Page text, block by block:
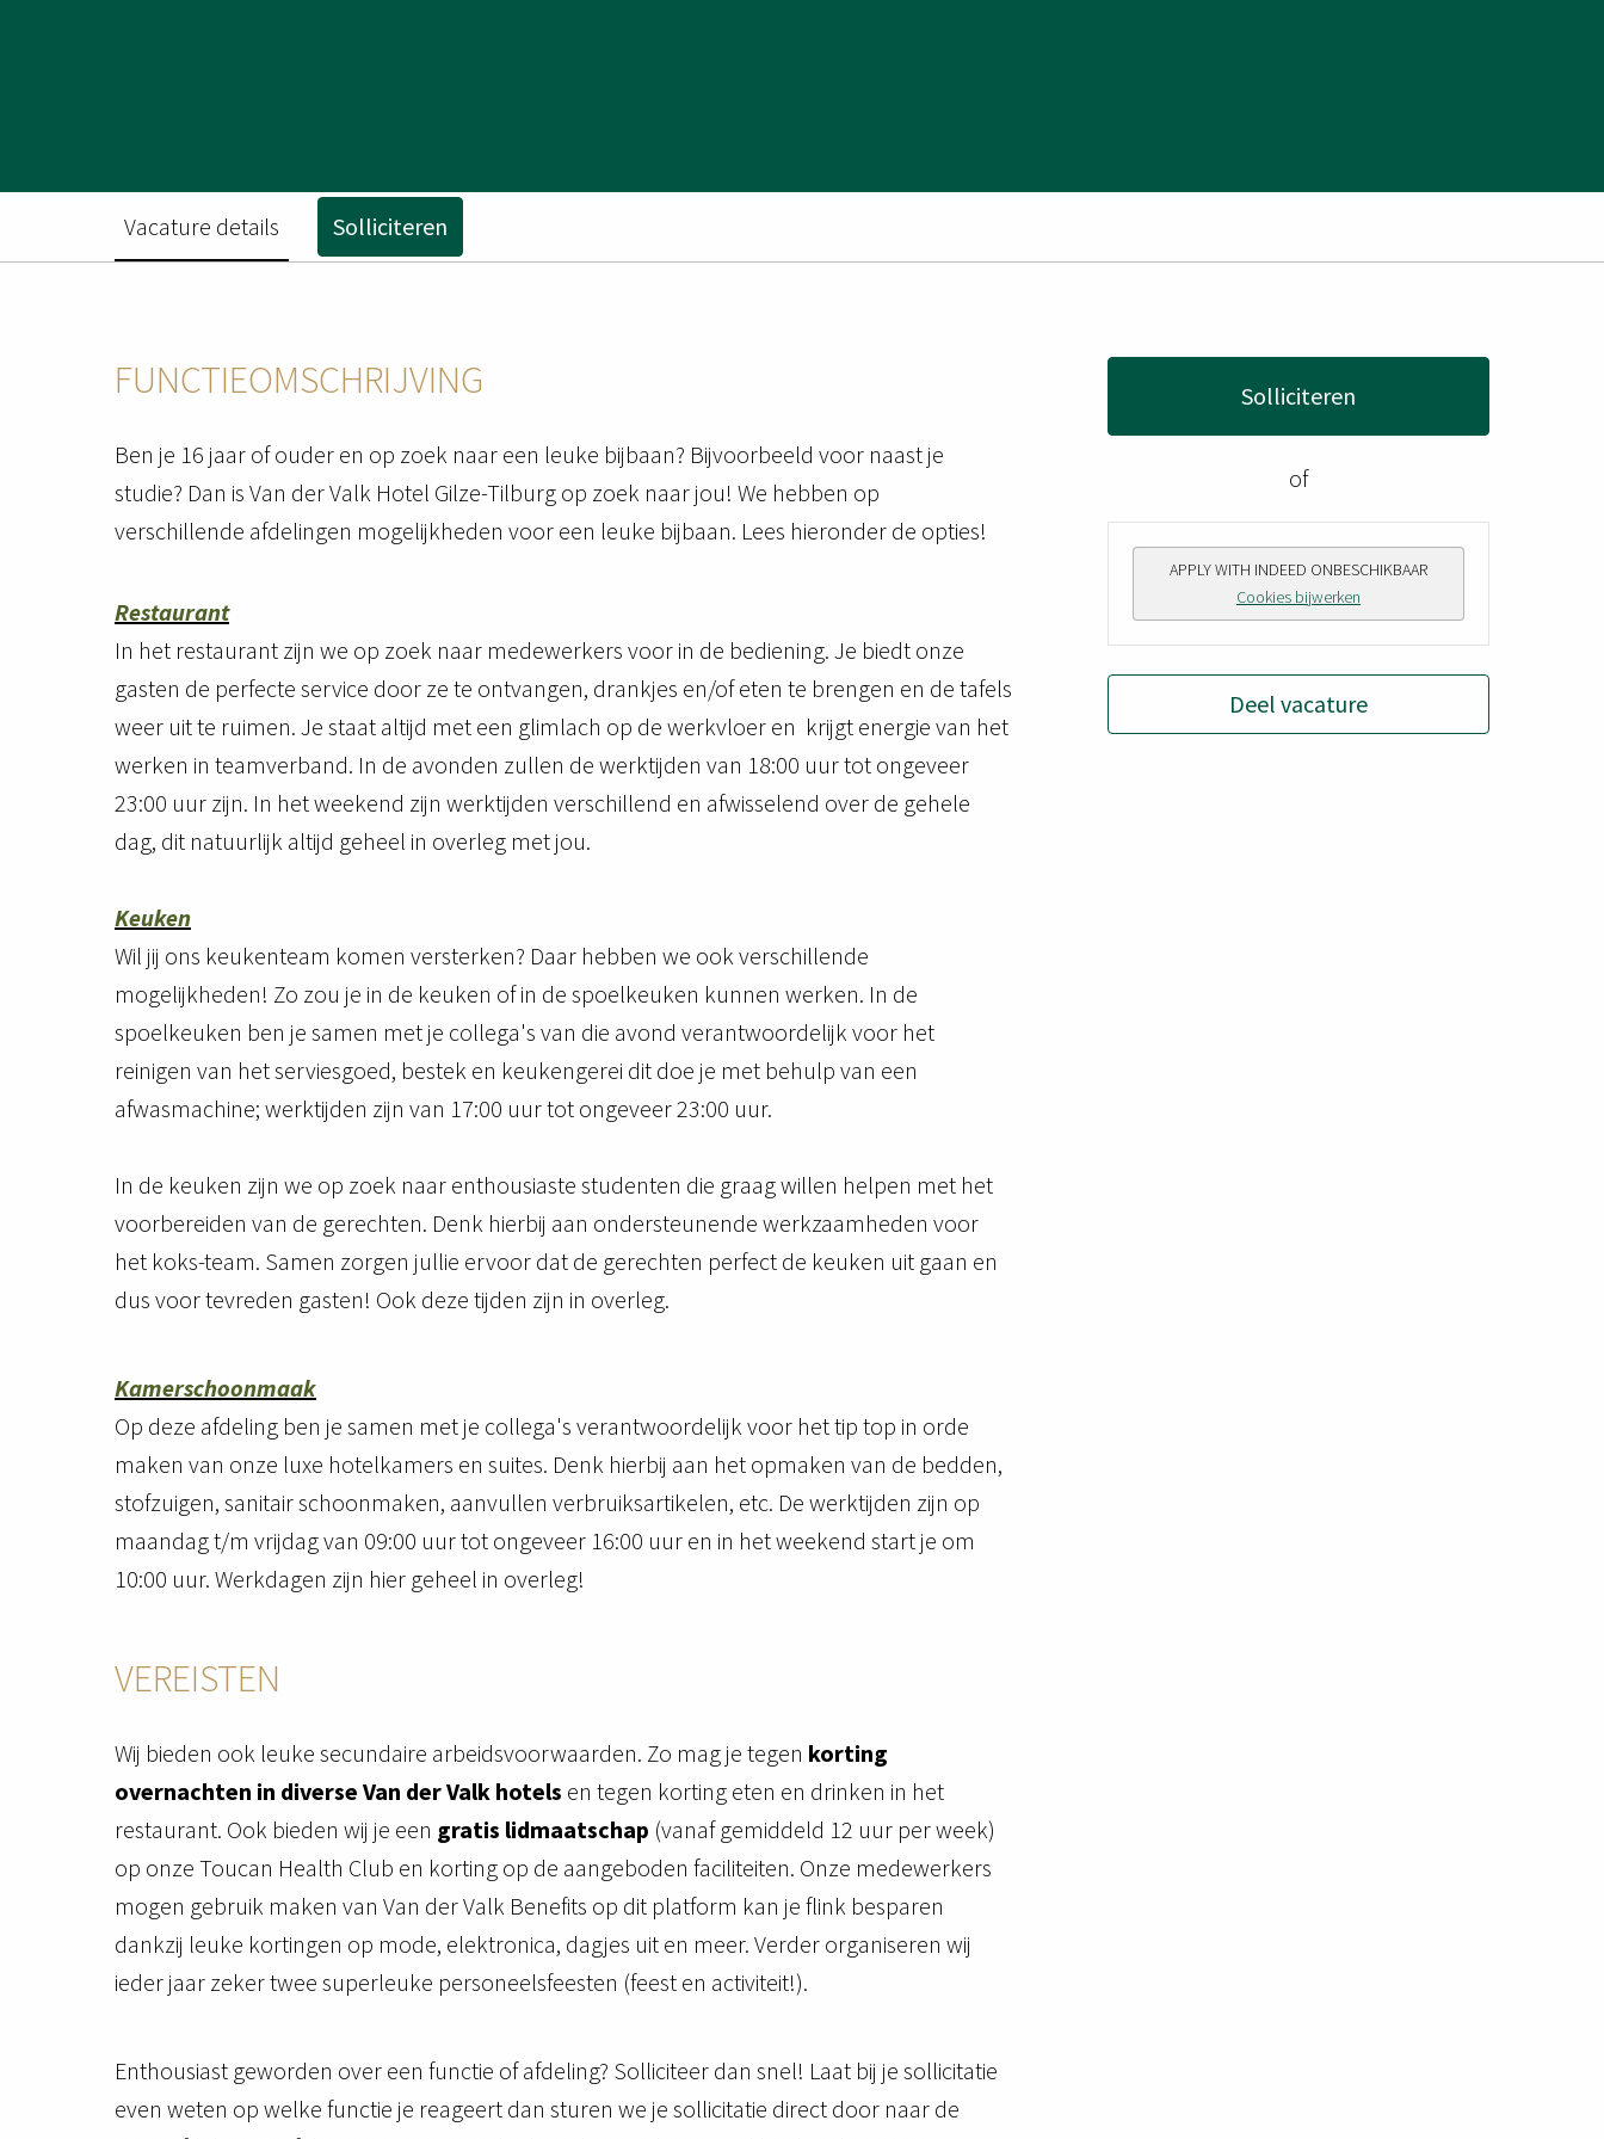
Vacature details Solliciteren
FUNCTIEOMSCHRIJVING
Ben je 16 jaar of ouder en op zoek naar een leuke bijbaan? Bijvoorbeeld voor naast je
studie? Dan is Van der Valk Hotel Gilze-Tilburg op zoek naar jou! We hebben op
verschillende afdelingen mogelijkheden voor een leuke bijbaan. Lees hieronder de opties!
Restaurant
In het restaurant zijn we op zoek naar medewerkers voor in de bediening. Je biedt onze
gasten de perfecte service door ze te ontvangen, drankjes en/of eten te brengen en de tafels
weer uit te ruimen. Je staat altijd met een glimlach op de werkvloer en krijgt energie van het
werken in teamverband. In de avonden zullen de werktijden van 18:00 uur tot ongeveer
23:00 uur zijn. In het weekend zijn werktijden verschillend en afwisselend over de gehele
dag, dit natuurlijk altijd geheel in overleg met jou.
Keuken
Wil jij ons keukenteam komen versterken? Daar hebben we ook verschillende
mogelijkheden! Zo zou je in de keuken of in de spoelkeuken kunnen werken. In de
spoelkeuken ben je samen met je collega's van die avond verantwoordelijk voor het
reinigen van het serviesgoed, bestek en keukengerei dit doe je met behulp van een
afwasmachine; werktijden zijn van 17:00 uur tot ongeveer 23:00 uur.
In de keuken zijn we op zoek naar enthousiaste studenten die graag willen helpen met het
voorbereiden van de gerechten. Denk hierbij aan ondersteunende werkzaamheden voor
het koks-team. Samen zorgen jullie ervoor dat de gerechten perfect de keuken uit gaan en
dus voor tevreden gasten! Ook deze tijden zijn in overleg.
Kamerschoonmaak
Op deze afdeling ben je samen met je collega's verantwoordelijk voor het tip top in orde
maken van onze luxe hotelkamers en suites. Denk hierbij aan het opmaken van de bedden,
stofzuigen, sanitair schoonmaken, aanvullen verbruiksartikelen, etc. De werktijden zijn op
maandag t/m vrijdag van 09:00 uur tot ongeveer 16:00 uur en in het weekend start je om
10:00 uur. Werkdagen zijn hier geheel in overleg!
VEREISTEN
Wij bieden ook leuke secundaire arbeidsvoorwaarden. Zo mag je tegen korting
overnachten in diverse Van der Valk hotels en tegen korting eten en drinken in het
restaurant. Ook bieden wij je een gratis lidmaatschap (vanaf gemiddeld 12 uur per week)
op onze Toucan Health Club en korting op de aangeboden faciliteiten. Onze medewerkers
mogen gebruik maken van Van der Valk Benefits op dit platform kan je flink besparen
dankzij leuke kortingen op mode, elektronica, dagjes uit en meer. Verder organiseren wij
ieder jaar zeker twee superleuke personeelsfeesten (feest en activiteit!).
Enthousiast geworden over een functie of afdeling? Solliciteer dan snel! Laat bij je sollicitatie
even weten op welke functie je reageert dan sturen we je sollicitatie direct door naar de
Solliciteren
of
APPLY WITH INDEED ONBESCHIKBAAR
Cookies bijwerken
Deel vacature